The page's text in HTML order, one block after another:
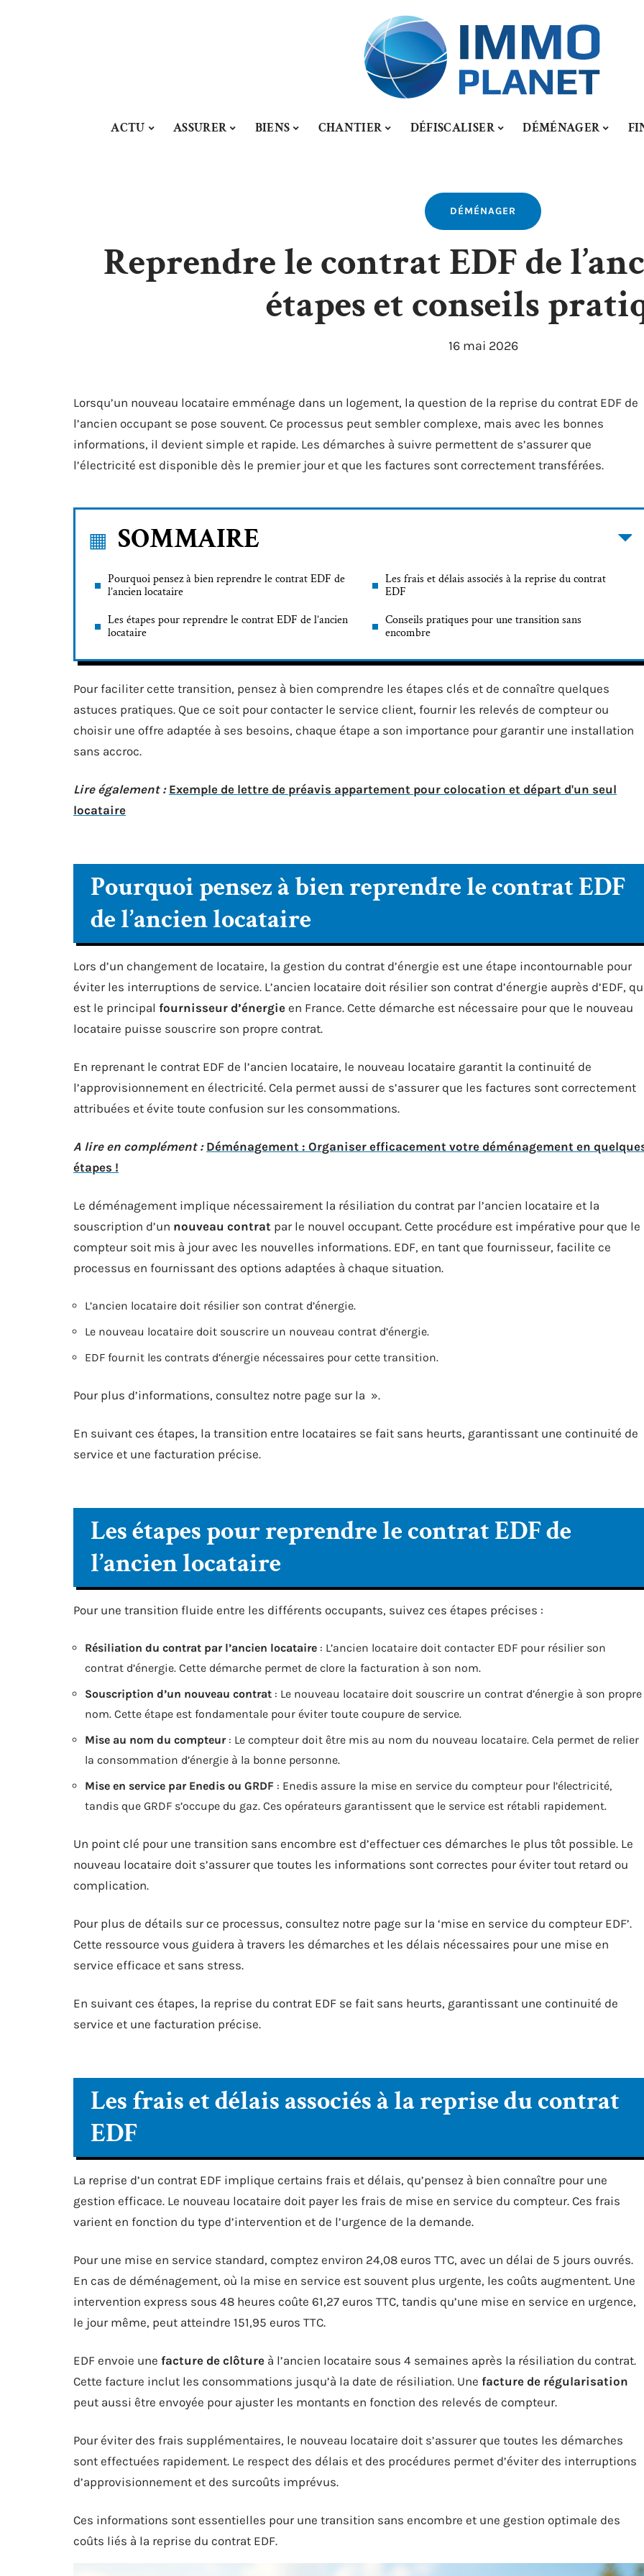
ACTU ASSURER BIENS CHANTIER DÉFISCALISER DÉMÉNAGER
DÉMÉNAGER
Reprendre le contrat EDF de
étapes et conseils
16 mai 2026
Lorsqu’un nouveau locataire emménage dans un logement, la question de la reprise du contrat EDF de
l’ancien occupant se pose souvent. Ce processus peut sembler complexe, mais avec les bonnes
informations, il devient simple et rapide. Les démarches à suivre permettent de s’assurer que
l’électricité est disponible dès le premier jour et que les factures sont correctement transférées.
SOMMAIRE
Pourquoi pensez à bien reprendre le contrat EDF de
l’ancien locataire
Les étapes pour reprendre le contrat EDF de l’ancien
locataire
Les frais et délais associés à la reprise du contrat
EDF
Conseils pratiques pour une transition sans
encombre
Pour faciliter cette transition, pensez à bien comprendre les étapes clés et de connaître quelques
astuces pratiques. Que ce soit pour contacter le service client, fournir les relevés de compteur ou
choisir une offre adaptée à ses besoins, chaque étape a son importance pour garantir une installation
sans accroc.
Lire également : Exemple de lettre de préavis appartement pour colocation et départ d'un seul
locataire
Pourquoi pensez à bien reprendre le contrat EDF
de l’ancien locataire
Lors d’un changement de locataire, la gestion du contrat d’énergie est une étape incontournable pour
éviter les interruptions de service. L’ancien locataire doit résilier son contrat d’énergie auprès d’EDF,
est le principal fournisseur d’énergie en France. Cette démarche est nécessaire pour que le nouveau
locataire puisse souscrire son propre contrat.
En reprenant le contrat EDF de l’ancien locataire, le nouveau locataire garantit la continuité de
l’approvisionnement en électricité. Cela permet aussi de s’assurer que les factures sont correctement
attribuées et évite toute confusion sur les consommations.
A lire en complément : Déménagement : Organiser efficacement votre déménagement en
étapes !
Le déménagement implique nécessairement la résiliation du contrat par l’ancien locataire et la
souscription d’un nouveau contrat par le nouvel occupant. Cette procédure est impérative pour que le
compteur soit mis à jour avec les nouvelles informations. EDF, en tant que fournisseur, facilite ce
processus en fournissant des options adaptées à chaque situation.
L’ancien locataire doit résilier son contrat d’énergie.
Le nouveau locataire doit souscrire un nouveau contrat d’énergie.
EDF fournit les contrats d’énergie nécessaires pour cette transition.
Pour plus d’informations, consultez notre page sur la ».
En suivant ces étapes, la transition entre locataires se fait sans heurts, garantissant une continuité de
service et une facturation précise.
Les étapes pour reprendre le contrat EDF de
l’ancien locataire
Pour une transition fluide entre les différents occupants, suivez ces étapes précises :
Résiliation du contrat par l’ancien locataire : L’ancien locataire doit contacter EDF pour résilier son
contrat d’énergie. Cette démarche permet de clore la facturation à son nom.
Souscription d’un nouveau contrat : Le nouveau locataire doit souscrire un contrat d’énergie à son propre
nom. Cette étape est fondamentale pour éviter toute coupure de service.
Mise au nom du compteur: Le compteur doit être mis au nom du nouveau locataire. Cela permet de relier
la consommation d’énergie à la bonne personne.
Mise en service par Enedis ou GRDF : Enedis assure la mise en service du compteur pour l’électricité,
tandis que GRDF s’occupe du gaz. Ces opérateurs garantissent que le service est rétabli rapidement.
Un point clé pour une transition sans encombre est d’effectuer ces démarches le plus tôt possible. Le
nouveau locataire doit s’assurer que toutes les informations sont correctes pour éviter tout retard ou
complication.
Pour plus de détails sur ce processus, consultez notre page sur la ‘mise en service du compteur EDF’.
Cette ressource vous guidera à travers les démarches et les délais nécessaires pour une mise en
service efficace et sans stress.
En suivant ces étapes, la reprise du contrat EDF se fait sans heurts, garantissant une continuité de
service et une facturation précise.
Les frais et délais associés à la reprise du contrat
EDF
La reprise d’un contrat EDF implique certains frais et délais, qu’pensez à bien connaître pour une
gestion efficace. Le nouveau locataire doit payer les frais de mise en service du compteur. Ces frais
varient en fonction du type d’intervention et de l’urgence de la demande.
Pour une mise en service standard, comptez environ 24,08 euros TTC, avec un délai de 5 jours ouvrés.
En cas de déménagement, où la mise en service est souvent plus urgente, les coûts augmentent. Une
intervention express sous 48 heures coûte 61,27 euros TTC, tandis qu’une mise en service en urgence,
le jour même, peut atteindre 151,95 euros TTC.
EDF envoie une facture de clôture à l’ancien locataire sous 4 semaines après la résiliation du contrat.
Cette facture inclut les consommations jusqu’à la date de résiliation. Une facture de régularisation
peut aussi être envoyée pour ajuster les montants en fonction des relevés de compteur.
Pour éviter des frais supplémentaires, le nouveau locataire doit s’assurer que toutes les démarches
sont effectuées rapidement. Le respect des délais et des procédures permet d’éviter des interruptions
d’approvisionnement et des surcoûts imprévus.
Ces informations sont essentielles pour une transition sans encombre et une gestion optimale des
coûts liés à la reprise du contrat EDF.